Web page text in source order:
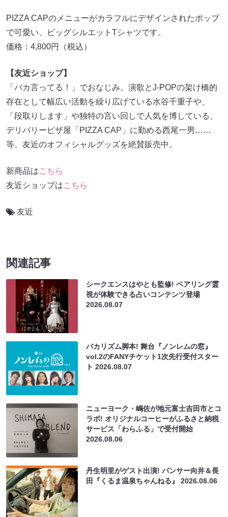
PIZZA CAPのメニューがカラフルにデザインされたポップ
で可愛い、ビッグシルエットTシャツです。
価格：4,800円（税込）
【友近ショップ】
「バカ言ってる！」でおなじみ。演歌とJ-POPの架け橋的
存在として幅広い活動を繰り広げている水谷千重子や、
「段取りします」や独特の言い回しで人気を博している、
デリバリーピザ屋「PIZZA CAP」に勤める西尾一男……
等、友近のオフィシャルグッズを絶賛販売中。
新商品はこちら
友近ショップはこちら
友近
関連記事
シークエンスはやとも監修! ペアリング霊
視が体験できる占いコンテンツ登場
2026.08.07
バカリズム脚本! 舞台『ノンレムの窓』
vol.2のFANYチケット1次先行受付スター
ト2026.08.07
ニューヨーク・嶋佐が地元富士吉田市とコ
ラボ! オリジナルコーヒーがふるさと納税
サービス「わらふる」で受付開始
2026.08.06
丹生明里がゲスト出演! パンサー向井＆長
田『くるま温泉ちゃんねる』2026.08.06